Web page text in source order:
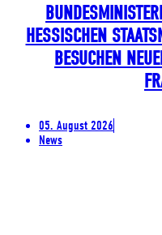
HESSISCHEN
BESUCHEN
05. August 2026
News